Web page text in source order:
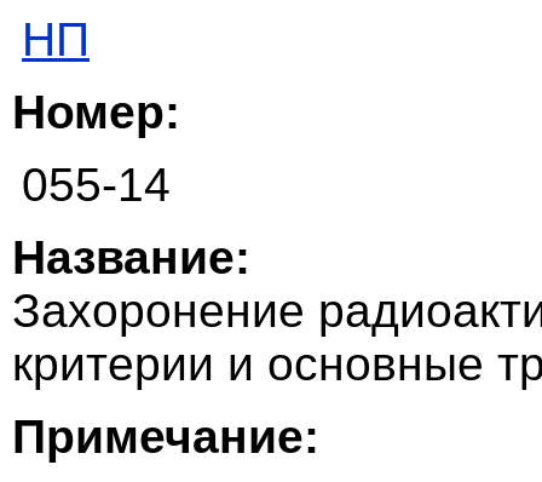
НП
Номер:
055-14
Название:
Захоронение
критерии и основные
Примечание: